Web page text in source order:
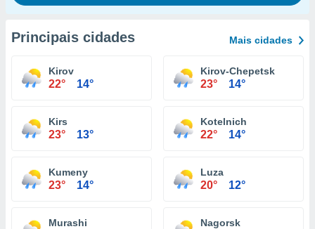
Principais cidades Mais cidades
Kirov
22° 14°
Kirov-Chepetsk
23° 14°
Kirs
23° 13°
Kotelnich
22° 14°
Kumeny
23° 14°
Luza
20° 12°
Murashi Nagorsk